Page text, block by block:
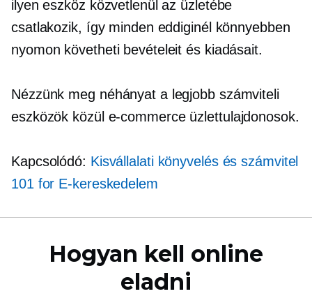
ilyen eszköz közvetlenül az üzletébe
csatlakozik, így minden eddiginél könnyebben
nyomon követheti bevételeit és kiadásait.
Nézzünk meg néhányat a legjobb számviteli
eszközök közül e-commerceüzlettulajdonosok.
Kapcsolódó: Kisvállalati könyvelés és számvitel
101 for E-kereskedelem
Hogyan kell online
eladni